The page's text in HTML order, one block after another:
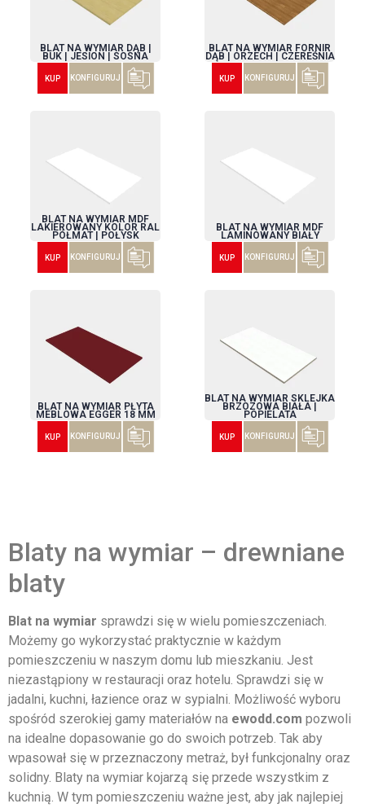
BLAT NA WYMIAR DĄB |
BUK | JESION | SOSNA
KUP KONFIGURUJ
BLAT NA WYMIAR FORNIR
DĄB | ORZECH | CZEREŚNIA
KUP KONFIGURUJ
BLAT NA WYMIAR MDF
LAKIEROWANY KOLOR RAL
PÓŁMAT | POŁYSK
KUP KONFIGURUJ
BLAT NA WYMIAR MDF
LAMINOWANY BIAŁY
KUP KONFIGURUJ
BLAT NA WYMIAR PŁYTA
MEBLOWA EGGER 18 MM
KUP KONFIGURUJ
BLAT NA WYMIAR SKLEJKA
BRZOZOWA BIAŁA |
POPIELATA
KUP KONFIGURUJ
Blaty na wymiar – drewniane
blaty
Blat na wymiar sprawdzi się w wielu pomieszczeniach.
Możemy go wykorzystać praktycznie w każdym
pomieszczeniu w naszym domu lub mieszkaniu. Jest
niezastąpiony w restauracji oraz hotelu. Sprawdzi się w
jadalni, kuchni, łazience oraz w sypialni. Możliwość wyboru
spośród szerokiej gamy materiałów na ewodd.com pozwoli
na idealne dopasowanie go do swoich potrzeb. Tak aby
wpasował się w przeznaczony metraż, był funkcjonalny oraz
solidny. Blaty na wymiar kojarzą się przede wszystkim z
kuchnią. W tym pomieszczeniu ważne jest, aby jak najlepiej